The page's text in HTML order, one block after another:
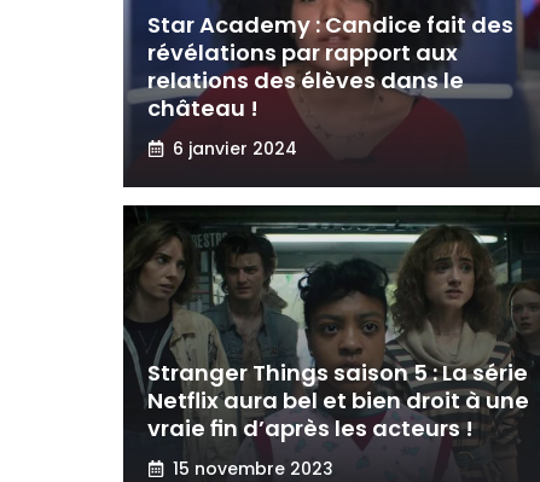
Star Academy : Candice fait des
révélations par rapport aux
relations des élèves dans le
château !
6 janvier 2024
Stranger Things saison 5 : La série
Netflix aura bel et bien droit à une
vraie fin d’après les acteurs !
15 novembre 2023